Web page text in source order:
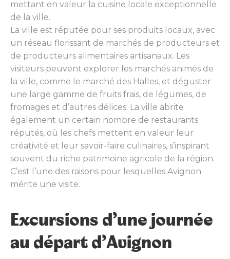
mettant en valeur la cuisine locale exceptionnelle
de la ville.
La ville est réputée pour ses produits locaux, avec
un réseau florissant de marchés de producteurs et
de producteurs alimentaires artisanaux. Les
visiteurs peuvent explorer les marchés animés de
la ville, comme le marché des Halles, et déguster
une large gamme de fruits frais, de légumes, de
fromages et d’autres délices. La ville abrite
également un certain nombre de restaurants
réputés, où les chefs mettent en valeur leur
créativité et leur savoir-faire culinaires, s’inspirant
souvent du riche patrimoine agricole de la région.
C’est l’une des raisons pour lesquelles Avignon
mérite une visite.
Excursions d’une journée
au départ d’Avignon